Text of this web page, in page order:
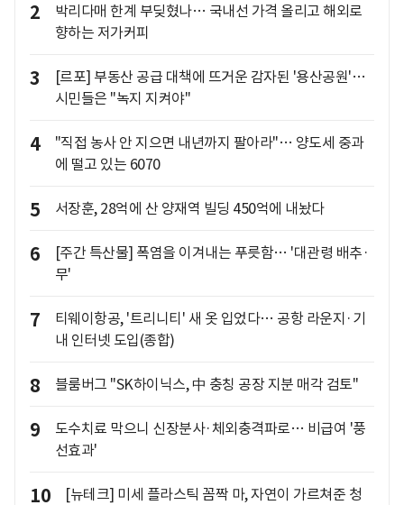
2
박리다매 한계 부딪혔나… 국내선 가격 올리고 해외로
향하는 저가커피
3
[르포] 부동산 공급 대책에 뜨거운 감자된 '용산공원'…
시민들은 "녹지 지켜야"
4
"직접 농사 안 지으면 내년까지 팔아라"… 양도세 중과
에 떨고 있는 6070
5 서장훈, 28억에 산 양재역 빌딩 450억에 내놨다
6
[주간 특산물] 폭염을 이겨내는 푸릇함… '대관령 배추·
무'
7
티웨이항공, '트리니티' 새 옷 입었다… 공항 라운지·기
내 인터넷 도입(종합)
8 블룸버그 "SK하이닉스, 中 충칭 공장 지분 매각 검토"
9
도수치료 막으니 신장분사·체외충격파로… 비급여 '풍
선효과'
10 [뉴테크] 미세 플라스틱 꼼짝 마, 자연이 가르쳐준 청